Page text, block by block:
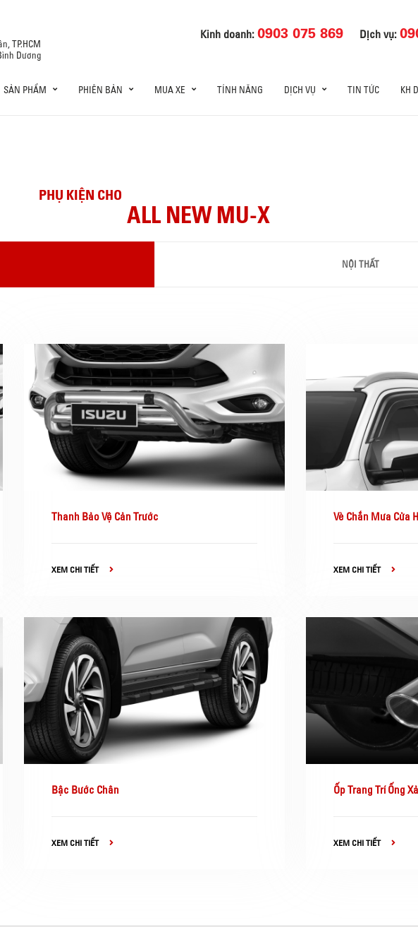
Kinh doanh:0903 075 869 Dịch vụ:
TP.HCM
Dương
SẢN PHẨM PHIÊN BẢN MUA XE TÍNH NĂNG DỊCH VỤ TIN TỨC KH
PHỤ KIỆN CHO
ALL NEW MU-X
NỘI THẤT
Thanh Bảo Vệ Cản Trước
XEM CHI TIẾT
Vè Chắn Mưa Cửa
XEM CHI TIẾT
Bậc Bước Chân
XEM CHI TIẾT
Ốp Trang Trí Ống Xả
XEM CHI TIẾT